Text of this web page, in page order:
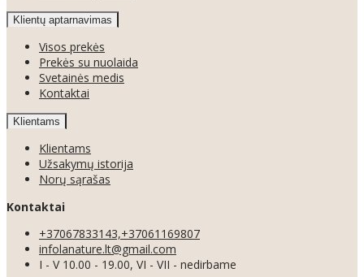
Klientų aptarnavimas
Visos prekės
Prekės su nuolaida
Svetainės medis
Kontaktai
Klientams
Klientams
Užsakymų istorija
Norų sąrašas
Kontaktai
+37067833143,+37061169807
infolanature.lt@gmail.com
I - V 10.00 - 19.00, VI - VII - nedirbame